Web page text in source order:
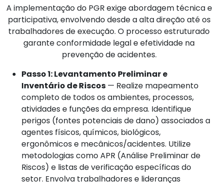
A implementação do PGR exige abordagem técnica e
participativa, envolvendo desde a alta direção até os
trabalhadores de execução. O processo estruturado
garante conformidade legal e efetividade na
prevenção de acidentes.
Passo 1: Levantamento Preliminar e
Inventário de Riscos — Realize mapeamento
completo de todos os ambientes, processos,
atividades e funções da empresa. Identifique
perigos (fontes potenciais de dano) associados a
agentes físicos, químicos, biológicos,
ergonômicos e mecânicos/acidentes. Utilize
metodologias como APR (Análise Preliminar de
Riscos) e listas de verificação específicas do
setor. Envolva trabalhadores e lideranças